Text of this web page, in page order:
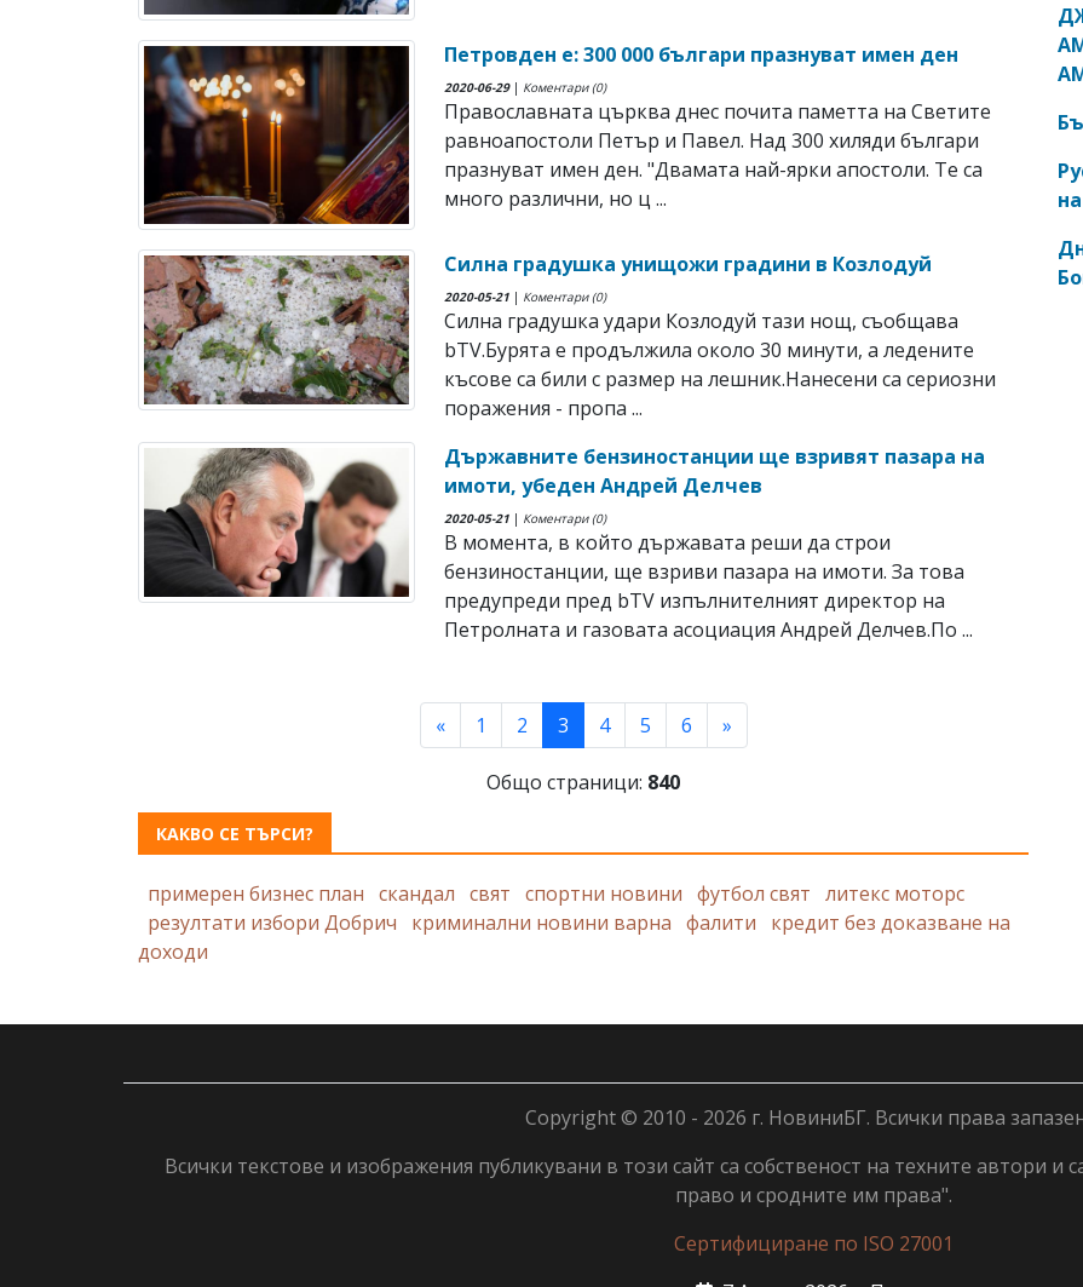
Петровден е: 300 000 българи празнуват имен ден
2020-06-29| Коментари (0)
Православната църква днес почита паметта на Светите
равноапостоли Петър и Павел. Над 300 хиляди българи
празнуват имен ден. "Двамата най-ярки апостоли. Те са
много различни, но ц ...
Силна градушка унищожи градини в Козлодуй
2020-05-21 | Коментари (0)
Силна градушка удари Козлодуй тази нощ, съобщава
bTV.Бурята е продължила около 30 минути, а ледените
късове са били с размер на лешник.Нанесени са сериозни
поражения - пропа ...
Държавните бензиностанции ще взривят пазара на
имоти, убеден Андрей Делчев
2020-05-21 | Коментари (0)
В момента, в който държавата реши да строи
бензиностанции, ще взриви пазара на имоти. За това
предупреди пред bTV изпълнителният директор на
Петролната и газовата асоциация Андрей Делчев.По ...
« 1 2 3(current)
4 5 6 »
Общо страници: 840
КАКВО СЕ ТЪРСИ?
примерен бизнес план скандал свят спортни новини футбол свят литекс моторс
резултати избори Добрич
криминални новини варна фалити
кредит без доказване на
доходи
Copyright © 2010 - 2026 г. НовиниБГ. Всички права
Всички текстове и изображения публикувани в този сайт са собственост на техните автори и
право и сродните им права".
Сертифициране по ISO 27001